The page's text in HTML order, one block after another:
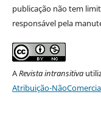
publicação não tem
responsável pela
ARevista intransitiva
Atribuição-